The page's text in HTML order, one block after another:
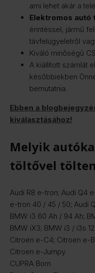
ami lehet akár a
Elektromos
érintéssel, jármű
távfelügyeletről
Kiváló minőségű
A kiállított számlát
későbbiekben
bemutatnia.
Ebben a
kiválasztásához!
Melyik
töltővel
Audi R8 e-tron; Audi Q4
e-tron 40 / 45 / 50; Audi
BMW i3 60 Ah / 94 Ah;
BMW iX3; BMW i3 / i3s
Citroen e-C4; Citroen e-
Citroen e-Jumpy
CUPRA Born